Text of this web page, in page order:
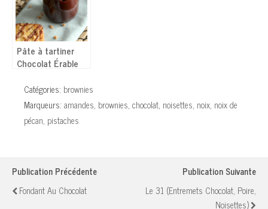
Pâte à tartiner
Chocolat Érable
Catégories: brownies
Marqueurs: amandes, brownies, chocolat, noisettes, noix, noix de
pécan, pistaches
Publication Précédente
Fondant Au Chocolat
Publication Suivante
Le 31 (entremets Chocolat, Poire,
Noisettes)